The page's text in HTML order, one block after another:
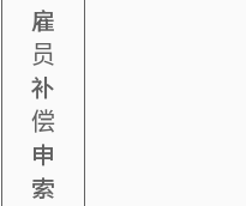
雇
员
补
偿
申
索